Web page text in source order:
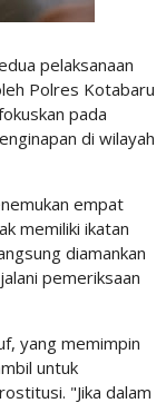
pelaksanaan
Polres Kotabaru
pada
di wilayah
empat
memiliki ikatan
diamankan
pemeriksaan
yang memimpin
untuk
"Jika dalam